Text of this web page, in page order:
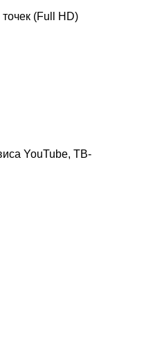
(Full HD)
YouTube, ТВ-